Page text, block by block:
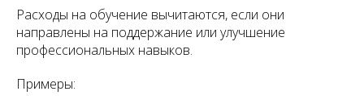
Расходы на обучение вычитаются, если они
направлены на поддержание или улучшение
профессиональных навыков.
Примеры: